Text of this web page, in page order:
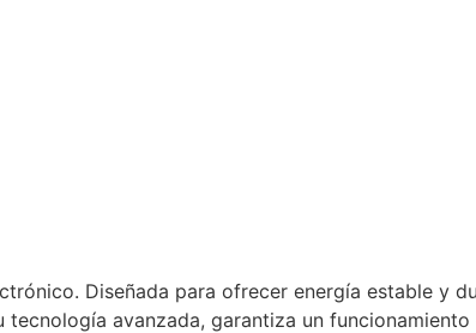
Diseñada para ofrecer energía estable y
avanzada, garantiza un